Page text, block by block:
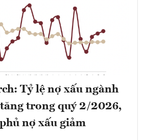
Tỷ lệ nợ xấu ngành
trong quý 2/2026,
nợ xấu giảm